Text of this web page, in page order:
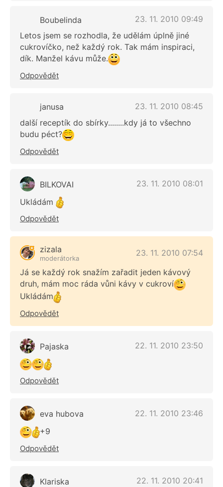
Boubelinda
23. 11. 2010 09:49
Letos jsem se rozhodla, že udělám úplně jiné
cukrovíčko, než každý rok. Tak mám inspiraci,
dík. Manžel kávu může.
Odpovědět
janusa
23. 11. 2010 08:45
další receptík do sbírky........kdy já to všechno
budu péct?
Odpovědět
BILKOVAI
23. 11. 2010 08:01
Ukládám
Odpovědět
zizala
moderátorka
23. 11. 2010 07:54
Já se každý rok snažím zařadit jeden kávový
druh, mám moc ráda vůni kávy v cukroví
Ukládám
Odpovědět
Pajaska 22. 11. 2010 23:50
Odpovědět
eva hubova
22. 11. 2010 23:46
+9
Odpovědět
Klariska
22. 11. 2010 20:41